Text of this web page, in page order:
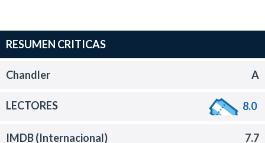
RESUMEN CRITICAS
Chandler A
LECTORES 8.0
IMDB (Internacional) 7.7